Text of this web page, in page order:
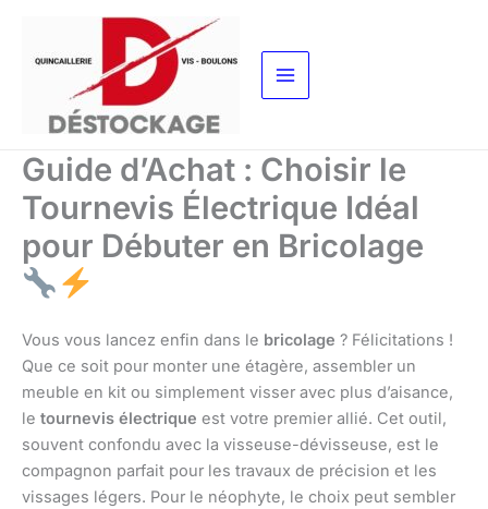
contenu
Guide d’Achat : Choisir le
Tournevis Électrique Idéal
pour Débuter en Bricolage
Vous vous lancez enfin dans le bricolage ? Félicitations !
Que ce soit pour monter une étagère, assembler un
meuble en kit ou simplement visser avec plus d’aisance,
le tournevis électrique est votre premier allié. Cet outil,
souvent confondu avec la visseuse-dévisseuse, est le
compagnon parfait pour les travaux de précision et les
vissages légers. Pour le néophyte, le choix peut sembler